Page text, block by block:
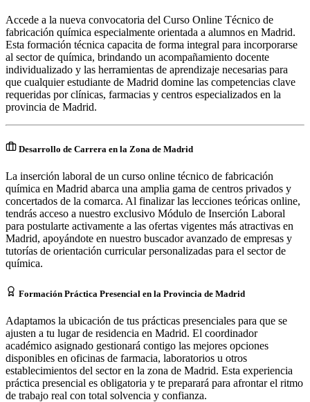
Accede a la nueva convocatoria del Curso Online Técnico de
fabricación química especialmente orientada a alumnos en Madrid.
Esta formación técnica capacita de forma integral para incorporarse
al sector de química, brindando un acompañamiento docente
individualizado y las herramientas de aprendizaje necesarias para
que cualquier estudiante de Madrid domine las competencias clave
requeridas por clínicas, farmacias y centros especializados en la
provincia de Madrid.
Desarrollo de Carrera en la Zona de Madrid
La inserción laboral de un curso online técnico de fabricación
química en Madrid abarca una amplia gama de centros privados y
concertados de la comarca. Al finalizar las lecciones teóricas online,
tendrás acceso a nuestro exclusivo Módulo de Inserción Laboral
para postularte activamente a las ofertas vigentes más atractivas en
Madrid, apoyándote en nuestro buscador avanzado de empresas y
tutorías de orientación curricular personalizadas para el sector de
química.
Formación Práctica Presencial en la Provincia de Madrid
Adaptamos la ubicación de tus prácticas presenciales para que se
ajusten a tu lugar de residencia en Madrid. El coordinador
académico asignado gestionará contigo las mejores opciones
disponibles en oficinas de farmacia, laboratorios u otros
establecimientos del sector en la zona de Madrid. Esta experiencia
práctica presencial es obligatoria y te preparará para afrontar el ritmo
de trabajo real con total solvencia y confianza.